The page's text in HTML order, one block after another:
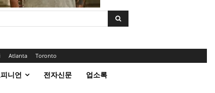
Atlanta Toronto
니언 전자신문 업소록